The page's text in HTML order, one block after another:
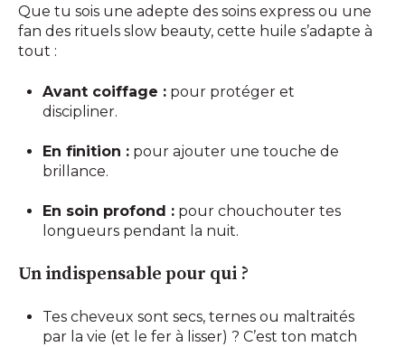
Que tu sois une adepte des soins express ou une
fan des rituels slow beauty, cette huile s’adapte à
tout :
Avant coiffage : pour protéger et
discipliner.
En finition : pour ajouter une touche de
brillance.
En soin profond : pour chouchouter tes
longueurs pendant la nuit.
Un indispensable pour qui ?
Tes cheveux sont secs, ternes ou maltraités
par la vie (et le fer à lisser) ? C’est ton match